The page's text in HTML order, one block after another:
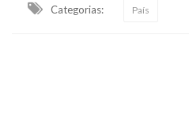
Categorias: País